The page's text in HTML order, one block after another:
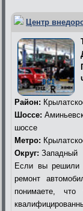
Центр
Район:
Шоссе:
шоссе
Метро:
Округ: Западный
Если вы решили
ремонт
понимаете,